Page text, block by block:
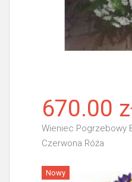
670.00
Wieniec Pogrzebowy
Czerwona Róża
Więcej
Nowy